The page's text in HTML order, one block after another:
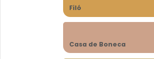
Filó
Casa de Boneca